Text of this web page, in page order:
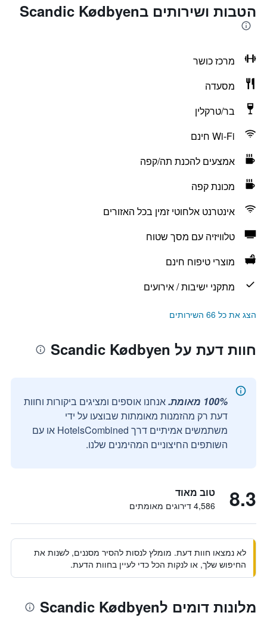
הטבות ושירותים בScandic Kødbyen
מרכז כושר
מסעדה
בר/טרקלין
Wi-Fi חינם
אמצעים להכנת תה/קפה
מכונת קפה
אינטרנט אלחוטי זמין בכל האזורים
טלוויזיה עם מסך שטוח
מוצרי טיפוח חינם
מתקני ישיבות / אירועים
הצג את כל 66 השירותים
חוות דעת על Scandic Kødbyen
100% מאומת.
אנחנו אוספים ומציגים ביקורות וחוות
דעת רק מהזמנות מאומתות שבוצעו על ידי
משתמשים אמיתיים דרך HotelsCombined או עם
השותפים החיצוניים המהימנים שלנו.
8.3 טוב מאוד
4,586 דירוגים מאומתים
לא נמצאו חוות דעת. מומלץ לנסות להסיר מסננים, לשנות את
החיפוש שלך, או לנקות הכל כדי לעיין בחוות הדעת.
מלונות דומים לScandic Kødbyen